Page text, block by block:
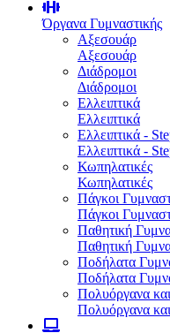
Όργανα Γυμναστικής
Αξεσουάρ
Αξεσουάρ
Διάδρομοι
Διάδρομοι
Ελλειπτικά
Ελλειπτικά
Ελλειπτικά -
Ελλειπτικά -
Κωπηλατικές
Κωπηλατικές
Πάγκοι
Πάγκοι
Παθητική
Παθητική
Ποδήλατα
Ποδήλατα
Πολυόργανα
Πολυόργανα